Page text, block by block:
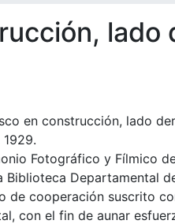
lado
en construcción, lado
Fotográfico y Fílmico
Biblioteca Departamental
de cooperación suscrito
con el fin de aunar